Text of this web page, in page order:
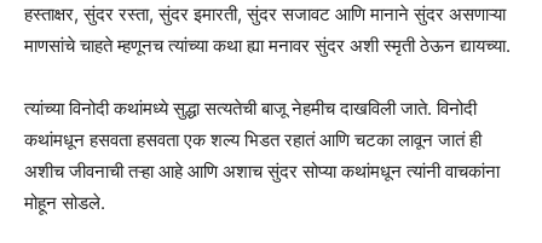
हस्ताक्षर, सुंदर रस्ता, सुंदर इमारती, सुंदर सजावट आणि मानाने सुंदर असणाऱ्या
माणसांचे चाहते म्हणूनच त्यांच्या कथा ह्या मनावर सुंदर अशी स्मृती ठेऊन द्यायच्या.
त्यांच्या विनोदी कथांमध्ये सुद्धा सत्यतेची बाजू नेहमीच दाखविली जाते. विनोदी
कथांमधून हसवता हसवता एक शल्य भिडत रहातं आणि चटका लावून जातं ही
अशीच जीवनाची तऱ्हा आहे आणि अशाच सुंदर सोप्या कथांमधून त्यांनी वाचकांना
मोहून सोडले.